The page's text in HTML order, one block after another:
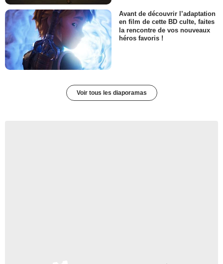
Avant de découvrir l’adaptation
en film de cette BD culte, faites
la rencontre de vos nouveaux
héros favoris !
Voir tous les diaporamas